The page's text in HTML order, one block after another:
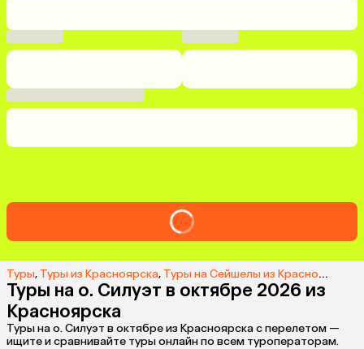
Туры, Туры из Красноярска, Туры на Сейшелы из Красноярска
Туры на о. Силуэт в октябре 2026 из
Красноярска
Туры на о. Силуэт в октябре из Красноярска с перелетом —
ищите и сравнивайте туры онлайн по всем туроператорам.